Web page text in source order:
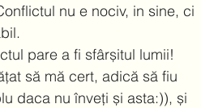
nu e nociv, in sine, ci
pare a fi sfârșitul lumii!
să mă cert, adică să fiu
daca nu înveți și asta:)), și